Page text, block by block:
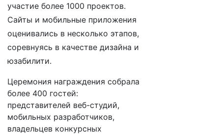
участие более 1000 проектов.
Сайты и мобильные приложения
оценивались в несколько этапов,
соревнуясь в качестве дизайна и
юзабилити.
Церемония награждения собрала
более 400 гостей:
представителей веб-студий,
мобильных разработчиков,
владельцев конкурсных